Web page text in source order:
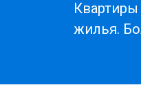
жилья.